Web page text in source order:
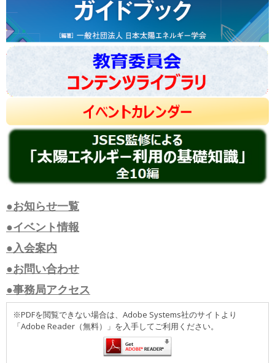
●お知らせ一覧
●イベント情報
●入会案内
●お問い合わせ
●事務局アクセス
※PDFを閲覧できない場合は、Adobe Systems社のサイトより
「Adobe Reader（無料）」を入手してご利用ください。